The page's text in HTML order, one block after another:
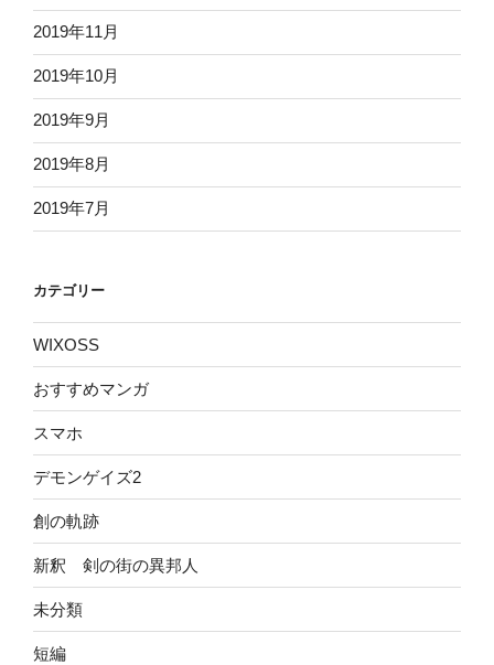
2019年11月
2019年10月
2019年9月
2019年8月
2019年7月
カテゴリー
WIXOSS
おすすめマンガ
スマホ
デモンゲイズ2
創の軌跡
新釈 剣の街の異邦人
未分類
短編